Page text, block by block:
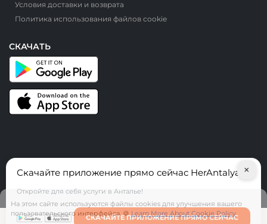
Условия доставки и возврата
Политика использования файлов cookie
СКАЧАТЬ
© HerAntalya. 2026. Все права защищены
Скачайте приложение прямо сейчас HerAntalya
Откройте для себя услуги в Анталье!
СКАЧАЙТЕ ПРИЛОЖЕНИЕ ПРЯМО СЕЙЧАС
×
На этом сайте используются файлы cookies для улучшения вашего
пользовательского интерфейса. 🍪Learn More About Cookie Policy